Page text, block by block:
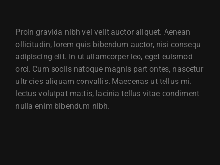
Proin gravida nibh vel velit auctor aliquet. Aenean
ollicitudin, lorem quis bibendum auctor, nisi consequ
adipiscing elit. In ut ullamcorper leo, eget euismod
orci. Cum sociis natoque magnis part ontes, nascetur
ultricies aliquam convallis. Maecenas ut tellus mi.
lectus volutpat mattis, lacinia tellus vitae condiment
nulla enim bibendum nibh.